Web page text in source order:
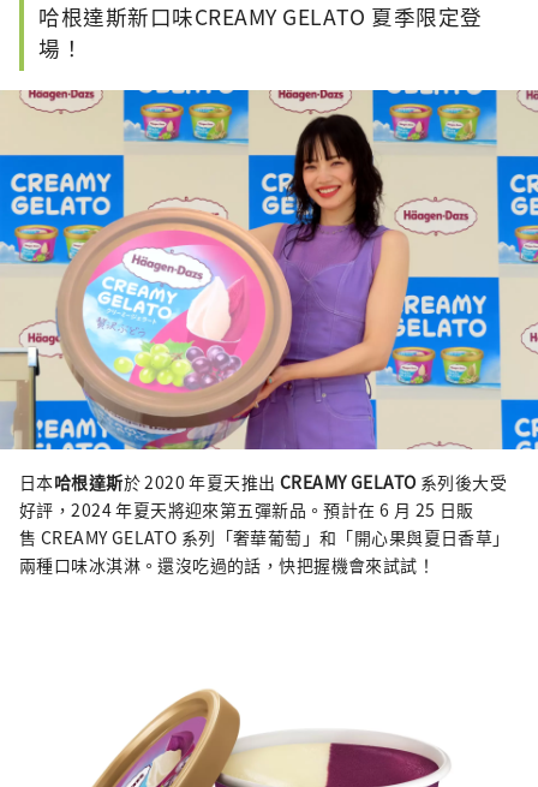
哈根達斯新口味CREAMY GELATO 夏季限定登
場！
日本哈根達斯於 2020 年夏天推出 CREAMY GELATO 系列後大受
好評，2024 年夏天將迎來第五彈新品。預計在 6 月 25 日販
售 CREAMY GELATO 系列「奢華葡萄」和「開心果與夏日香草」
兩種口味冰淇淋。還沒吃過的話，快把握機會來試試！